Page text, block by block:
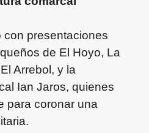
con presentaciones
de El Hoyo, La
Arrebol, y la
Ian Jaros, quienes
para coronar una